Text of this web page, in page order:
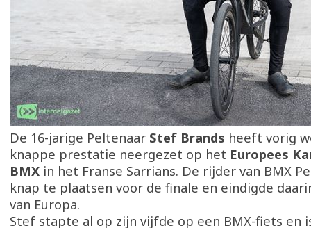
De 16-jarige Peltenaar Stef Brands heeft vorig
knappe prestatie neergezet op het Europees
BMX in het Franse Sarrians. De rijder van BMX
knap te plaatsen voor de finale en eindigde
van Europa.
Stef stapte al op zijn vijfde op een BMX-fiets en